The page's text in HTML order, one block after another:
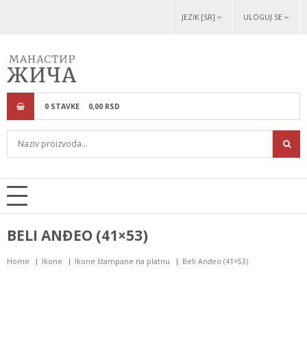
JEZIK [SR] ULOGUJ SE
0 STAVKE 0,00 RSD
BELI ANĐEO (41×53)
Home Ikone Ikone štampane na platnu Beli Anđeo (41×53)